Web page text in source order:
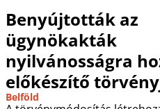
Benyújtották az
ügynökakták
nyilvánosságra
előkészítő
Belföld